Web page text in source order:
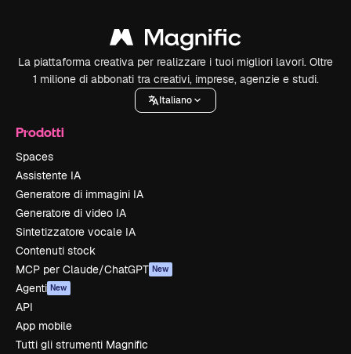
La piattaforma creativa per realizzare i tuoi migliori lavori. Oltre
1 milione di abbonati tra creativi, imprese, agenzie e studi.
Italiano
Prodotti
Spaces
Assistente IA
Generatore di immagini IA
Generatore di video IA
Sintetizzatore vocale IA
Contenuti stock
MCP per Claude/ChatGPT New
Agenti New
API
App mobile
Tutti gli strumenti Magnific